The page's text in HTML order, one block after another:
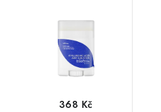
368 Kč